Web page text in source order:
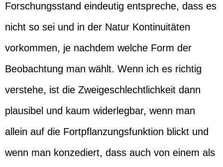
Forschungsstand eindeutig entspreche, dass es
nicht so sei und in der Natur Kontinuitäten
vorkommen, je nachdem welche Form der
Beobachtung man wählt. Wenn ich es richtig
verstehe, ist die Zweigeschlechtlichkeit dann
plausibel und kaum widerlegbar, wenn man
allein auf die Fortpflanzungsfunktion blickt und
wenn man konzediert, dass auch von einem als